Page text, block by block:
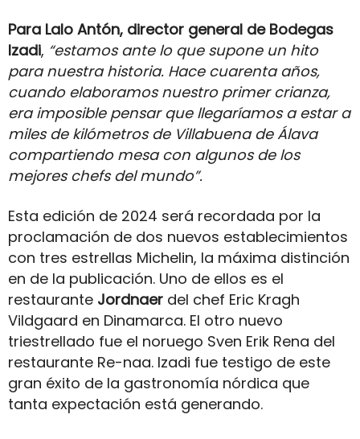
Para Lalo Antón, director general de Bodegas
Izadi, “estamos ante lo que supone un hito
para nuestra historia. Hace cuarenta años,
cuando elaboramos nuestro primer crianza,
era imposible pensar que llegaríamos a estar a
miles de kilómetros de Villabuena de Álava
compartiendo mesa con algunos de los
mejores chefs del mundo”.
Esta edición de 2024 será recordada por la
proclamación de dos nuevos establecimientos
con tres estrellas Michelin, la máxima distinción
en de la publicación. Uno de ellos es el
restaurante Jordnaer del chef Eric Kragh
Vildgaard en Dinamarca. El otro nuevo
triestrellado fue el noruego Sven Erik Rena del
restaurante Re-naa. Izadi fue testigo de este
gran éxito de la gastronomía nórdica que
tanta expectación está generando.